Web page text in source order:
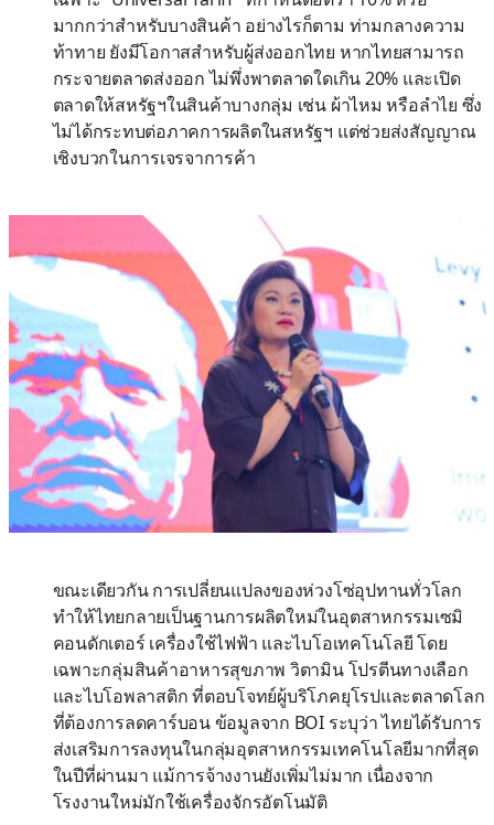
มากกว่าสำหรับบางสินค้า อย่างไรก็ตาม ท่ามกลางความ
ท้าทาย ยังมีโอกาสสำหรับผู้ส่งออกไทย หากไทยสามารถ
กระจายตลาดส่งออก ไม่พึ่งพาตลาดใดเกิน 20% และเปิด
ตลาดให้สหรัฐฯในสินค้าบางกลุ่ม เช่น ผ้าไหม หรือลำไย ซึ่ง
ไม่ได้กระทบต่อภาคการผลิตในสหรัฐฯ แต่ช่วยส่งสัญญาณ
เชิงบวกในการเจรจาการค้า
ขณะเดียวกัน การเปลี่ยนแปลงของห่วงโซ่อุปทานทั่วโลก
ทำให้ไทยกลายเป็นฐานการผลิตใหม่ในอุตสาหกรรมเซมิ
คอนดักเตอร์ เครื่องใช้ไฟฟ้า และไบโอเทคโนโลยี โดย
เฉพาะกลุ่มสินค้าอาหารสุขภาพ วิตามิน โปรตีนทางเลือก
และไบโอพลาสติก ที่ตอบโจทย์ผู้บริโภคยุโรปและตลาดโลก
ที่ต้องการลดคาร์บอน ข้อมูลจาก BOI ระบุว่า ไทยได้รับการ
ส่งเสริมการลงทุนในกลุ่มอุตสาหกรรมเทคโนโลยีมากที่สุด
ในปีที่ผ่านมา แม้การจ้างงานยังเพิ่มไม่มาก เนื่องจาก
โรงงานใหม่มักใช้เครื่องจักรอัตโนมัติ